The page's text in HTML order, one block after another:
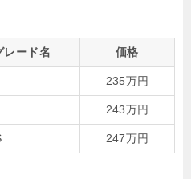
レード名 価格
235万円
243万円
247万円